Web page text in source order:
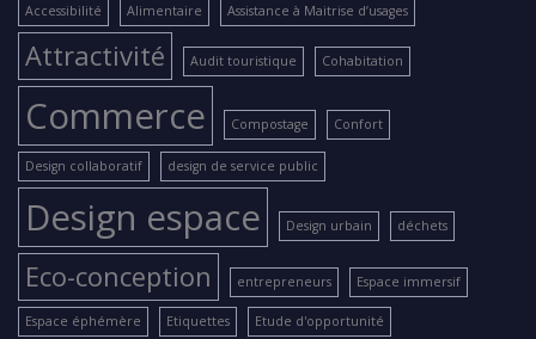
Accessibilité Alimentaire Assistance à Maitrise d’usages
Attractivité Audit touristique Cohabitation
Commerce Compostage Confort
Design collaboratif design de service public
Design espace Design urbain déchets
Eco-conception entrepreneurs Espace immersif
Espace éphémère Etiquettes Etude d'opportunité